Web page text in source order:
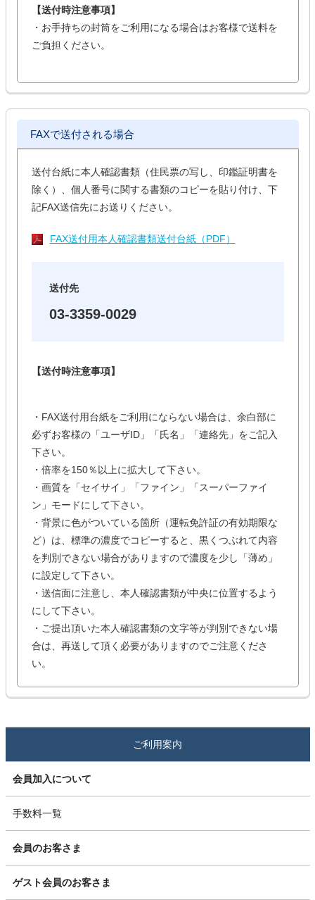
【送付時注意事項】
・お手持ちの封筒をご利用になる場合はお客様で送料を
ご負担ください。
FAXで送付される場合
送付台紙に本人確認書類（住民票の写し、印鑑証明書を
除く）、個人番号に関する書類のコピーを貼り付け、下
記FAX送信先にお送りください。
FAX送付用本人確認書類送付台紙（PDF）
送付先
03-3359-0029
【送付時注意事項】
・FAX送付用台紙をご利用にならない場合は、余白部に
必ずお客様の「ユーザID」「氏名」「連絡先」をご記入
下さい。
・倍率を150％以上に拡大して下さい。
・画質を「セイサイ」「ファイン」「スーパーファイ
ン」モードにして下さい。
・背景に色がついている箇所（運転免許証の有効期限な
ど）は、標準の濃度でコピーすると、黒くつぶれて内容
を判別できない場合がありますので濃度を少し「薄め」
に設定して下さい。
・送信面に注意し、本人確認書類が中央に位置するよう
にして下さい。
・ご提出頂いた本人確認書類の文字等が判別できない場
合は、再送して頂く必要がありますのでご注意くださ
い。
ご利用案内
会員加入について
手数料一覧
会員のお客さま
ゲスト会員のお客さま